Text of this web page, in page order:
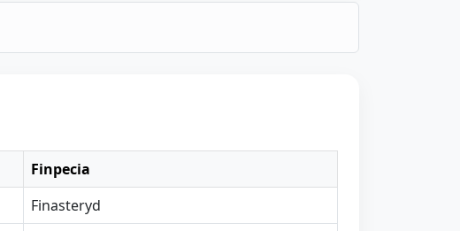
Finpecia
Finasteryd